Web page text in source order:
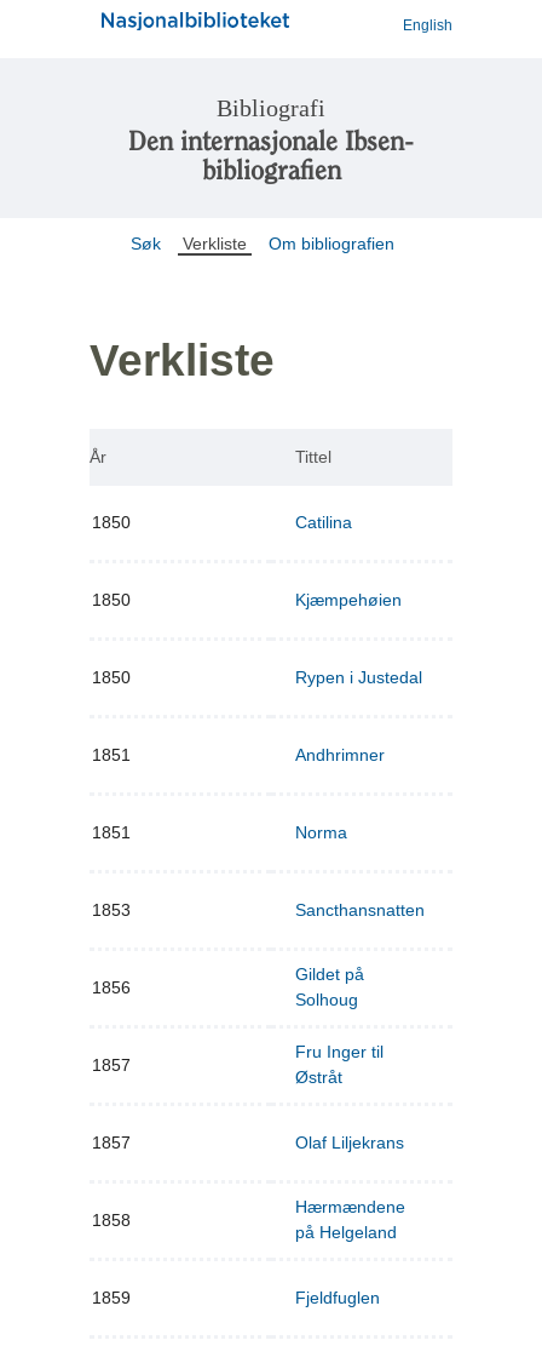
English
Bibliografi
Den internasjonale Ibsen-
bibliografien
Søk Verkliste Om bibliografien
Verkliste
År Tittel
1850 Catilina
1850 Kjæmpehøien
1850 Rypen i Justedal
1851 Andhrimner
1851 Norma
1853 Sancthansnatten
1856
Gildet på
Solhoug
1857
Fru Inger til
Østråt
1857 Olaf Liljekrans
1858
Hærmændene
på Helgeland
1859 Fjeldfuglen